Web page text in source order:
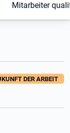
Mitarbeiter
DER ARBEIT